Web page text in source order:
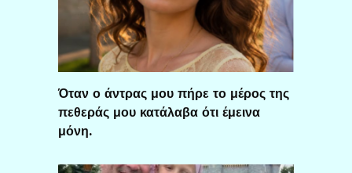
Όταν ο άντρας μου πήρε το μέρος της
πεθεράς μου κατάλαβα ότι έμεινα
μόνη.